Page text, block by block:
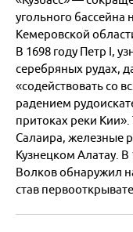
угольного
Кемеровской
В 1698 году Петр I,
серебряных рудах,
«содействовать со
радением
притоках реки
Салаира, железные
Кузнецком Алатау.
Волков обнаружил
став